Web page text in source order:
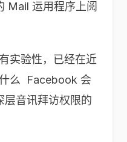
Mail 运用程序上阅
实验性，已经在近
么 Facebook 会
层音讯拜访权限的